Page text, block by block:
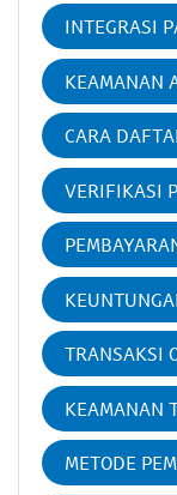
INTEGRASI
KEAMANAN
CARA
VERIFIKASI
TRANSAKSI
KEAMANAN
METODE